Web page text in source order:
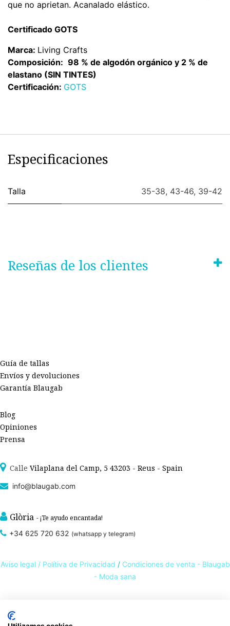
que no aprietan. Acanalado elástico.
Certificado GOTS
Marca: Living Crafts
Composición: 98 % de algodón orgánico y 2 % de
elastano (SIN TINTES)
Certificación: GOTS
Especificaciones
Talla 35-38, 43-46, 39-42
Reseñas de los clientes
Guía de tallas
Envíos y devoluciones
Garantía Blaugab
Blog
Opiniones
Prensa
Calle Vilaplana del Camp, 5 43203 - Reus - Spain
info@blaugab.com
Glòria - ¡Te ayudo encantada!
+34 625 720 632 (whatsapp y telegram)
Aviso legal / Polítiva de Privacidad / Condiciones de venta - Blaugab
- Moda sana
ropa interior de algodón orgánico,